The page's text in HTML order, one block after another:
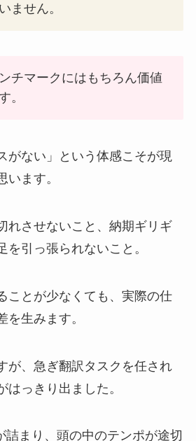
ません。
チマークにはもちろん価値
。
がない」という体感こそが現
います。
れさせないこと、納期ギリギ
を引っ張られないこと。
ことが少なくても、実際の仕
を生みます。
が、急ぎ翻訳タスクを任され
はっきり出ました。
詰まり、頭の中のテンポが途切